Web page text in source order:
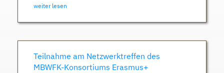
weiter lesen
Teilnahme am Netzwerktreffen des
MBWFK-Konsortiums Erasmus+